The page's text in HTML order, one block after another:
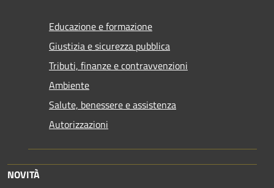
Educazione e formazione
Giustizia e sicurezza pubblica
Tributi, finanze e contravvenzioni
Ambiente
Salute, benessere e assistenza
Autorizzazioni
NOVITÀ